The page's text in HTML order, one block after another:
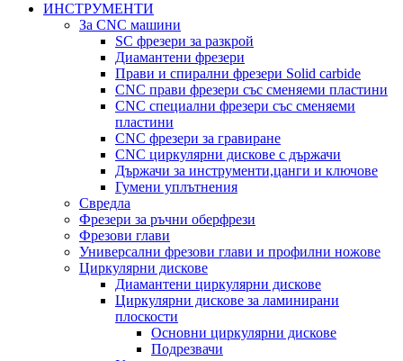
ИНСТРУМЕНТИ
За CNC машини
SC фрезери за разкрой
Диамантени фрезери
Прави и спирални фрезери Solid carbide
CNC прави фрезери със сменяеми пластини
CNC специални фрезери със сменяеми
пластини
CNC фрезери за гравиране
CNC циркулярни дискове с държачи
Държачи за инструменти,цанги и ключове
Гумени уплътнения
Свредла
Фрезери за ръчни оберфрези
Фрезови глави
Универсални фрезови глави и профилни ножове
Циркулярни дискове
Диамантени циркулярни дискове
Циркулярни дискове за ламинирани
плоскости
Основни циркулярни дискове
Подрезвачи